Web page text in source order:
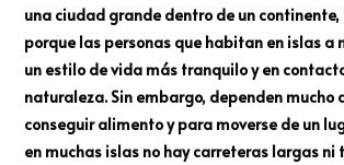
una ciudad grande dentro de un
porque las personas que habitan en islas a
un estilo de vida más tranquilo y en
naturaleza. Sin embargo, dependen mucho
conseguir alimento y para moverse de un
en muchas islas no hay carreteras largas ni